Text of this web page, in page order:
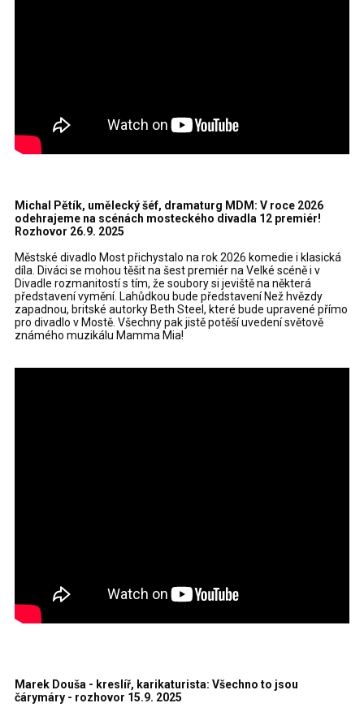
Michal Pětík, umělecký šéf, dramaturg MDM: V roce 2026
odehrajeme na scénách mosteckého divadla 12 premiér!
Rozhovor 26.9. 2025
Městské divadlo Most přichystalo na rok 2026 komedie i klasická
díla. Diváci se mohou těšit na šest premiér na Velké scéně i v
Divadle rozmanitostí s tím, že soubory si jeviště na některá
představení vymění. Lahůdkou bude představení Než hvězdy
zapadnou, britské autorky Beth Steel, které bude upravené přímo
pro divadlo v Mostě. Všechny pak jistě potěší uvedení světově
známého muzikálu Mamma Mia!
Marek Douša - kreslíř, karikaturista: Všechno to jsou
čárymáry - rozhovor 15.9. 2025